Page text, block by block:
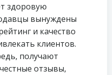
здоровую
вынуждены
и качество
клиентов.
получают
отзывы,